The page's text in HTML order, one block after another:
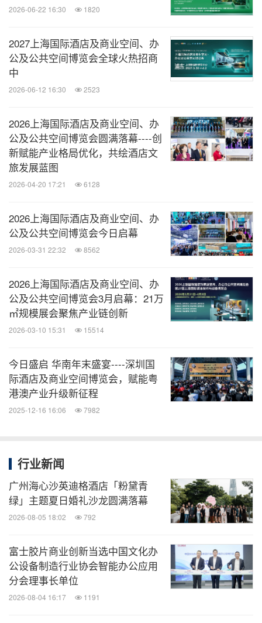
展望未来，上海博华与美陈网的强强联合，不仅将带
动双方展会规模与实力的进一步扩大与资源的强势整
合，也会为参展商、观众乃至整个行业带来不同以往
的价值与机遇。
消息来源：上海博华国际展览有限公司
微信公众号“全球TMT”发布全球互联网、科
技、媒体、通讯企业的经营动态、财报信
息、企业并购消息。扫描二维码，立即订
阅！
分享到：
2026-06-22 16:30 1820
2027上海国际酒店及商业空间、办
公及公共空间博览会全球火热招商
中
2026-06-12 16:30 2523
2026上海国际酒店及商业空间、办
公及公共空间博览会圆满落幕----创
新赋能产业格局优化，共绘酒店文
旅发展蓝图
2026-04-20 17:21 6128
2026上海国际酒店及商业空间、办
公及公共空间博览会今日启幕
2026-03-31 22:32 8562
2026上海国际酒店及商业空间、办
公及公共空间博览会3月启幕：21万
㎡规模展会聚焦产业链创新
2026-03-10 15:31 15514
今日盛启 华南年末盛宴----深圳国
际酒店及商业空间博览会，赋能粤
港澳产业升级新征程
2025-12-16 16:06 7982
行业新闻
广州海心沙英迪格酒店「粉黛青
绿」主题夏日婚礼沙龙圆满落幕
2026-08-05 18:02 792
富士胶片商业创新当选中国文化办
公设备制造行业协会智能办公应用
分会理事长单位
2026-08-04 16:17 1191